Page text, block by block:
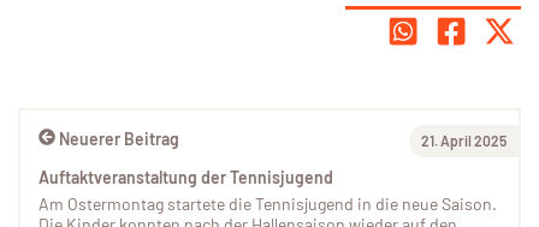
Neuerer Beitrag 21. April 2025
Auftaktveranstaltung der Tennisjugend
Am Ostermontag startete die Tennisjugend in die neue Saison.